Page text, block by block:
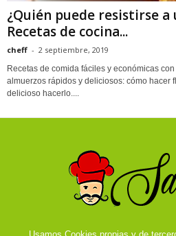
¿Quién puede resistirse
Recetas de cocina...
cheff - 2 septiembre, 2019
Recetas de comida fáciles y económicas
almuerzos rápidos y deliciosos: cómo hacer
delicioso hacerlo....